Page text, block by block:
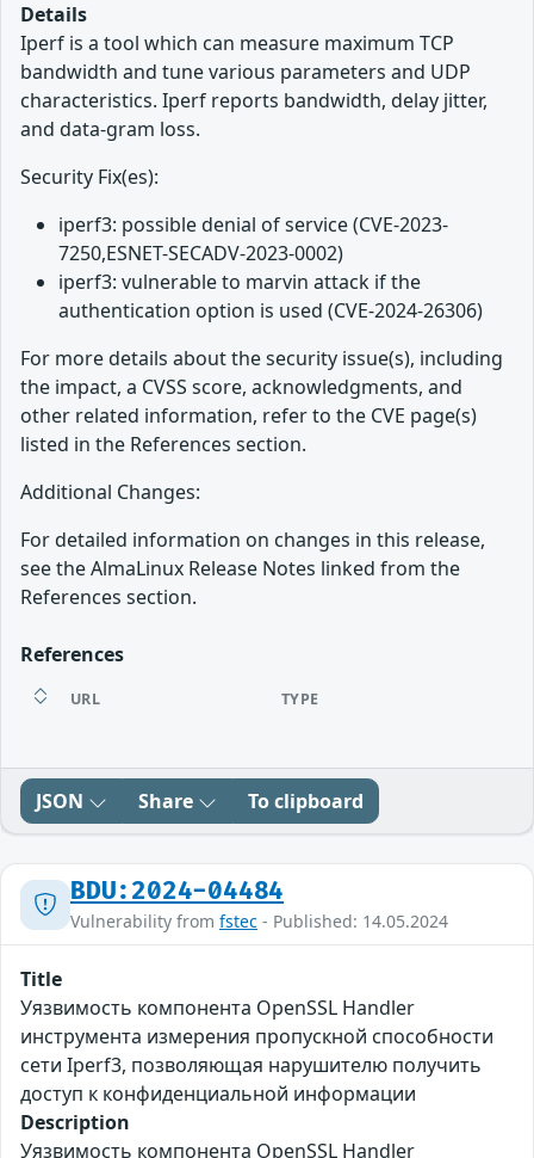
Details
Iperf is a tool which can measure maximum TCP
bandwidth and tune various parameters and UDP
characteristics. Iperf reports bandwidth, delay jitter,
and data-gram loss.
Security Fix(es):
iperf3: possible denial of service (CVE-2023-
7250,ESNET-SECADV-2023-0002)
iperf3: vulnerable to marvin attack if the
authentication option is used (CVE-2024-26306)
For more details about the security issue(s), including
the impact, a CVSS score, acknowledgments, and
other related information, refer to the CVE page(s)
listed in the References section.
Additional Changes:
For detailed information on changes in this release,
see the AlmaLinux Release Notes linked from the
References section.
References
URL TYPE
JSON Share To clipboard
BDU:2024-04484
Vulnerability from fstec - Published: 14.05.2024
Title
Уязвимость компонента OpenSSL Handler
инструмента измерения пропускной способности
сети Iperf3, позволяющая нарушителю получить
доступ к конфиденциальной информации
Description
Уязвимость компонента OpenSSL Handler